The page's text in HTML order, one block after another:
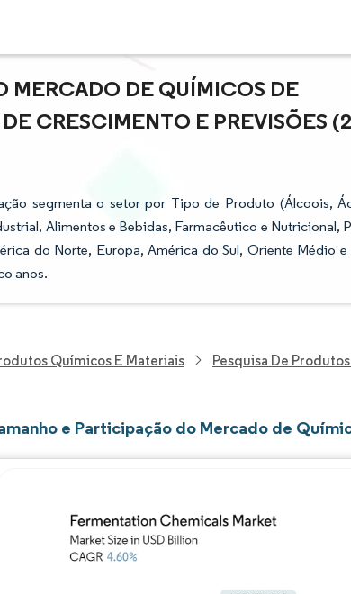
MERCADO DE QUÍMICOS DE
CRESCIMENTO E PREVISÕES
segmenta o setor por Tipo de Produto (Álcoois,
Alimentos e Bebidas, Farmacêutico e Nutricional,
do Norte, Europa, América do Sul, Oriente Médio
anos.
Químicos E Materiais Pesquisa De
e Participação do Mercado de